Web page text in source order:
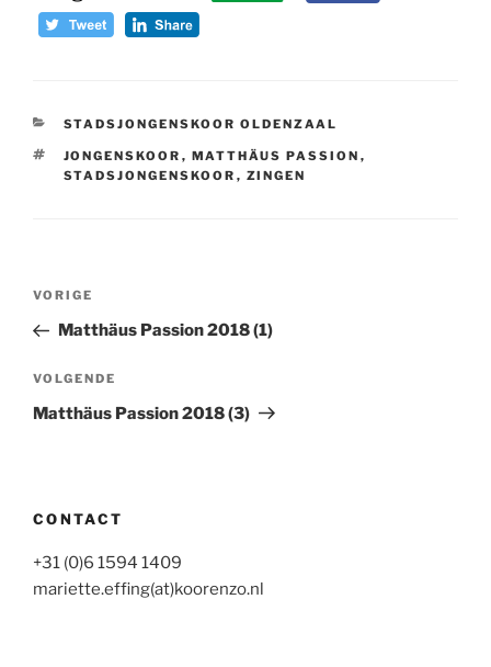
CATEGORIEËN
STADSJONGENSKOOR OLDENZAAL
TAGS
JONGENSKOOR , MATTHÄUS PASSION ,
STADSJONGENSKOOR , ZINGEN
Bericht
Vorig
bericht
VORIGE
Matthäus Passion 2018 (1)
Volgend
bericht
VOLGENDE
Matthäus Passion 2018 (3)
CONTACT
+31 (0)6 1594 1409
mariette.effing(at)koorenzo.nl